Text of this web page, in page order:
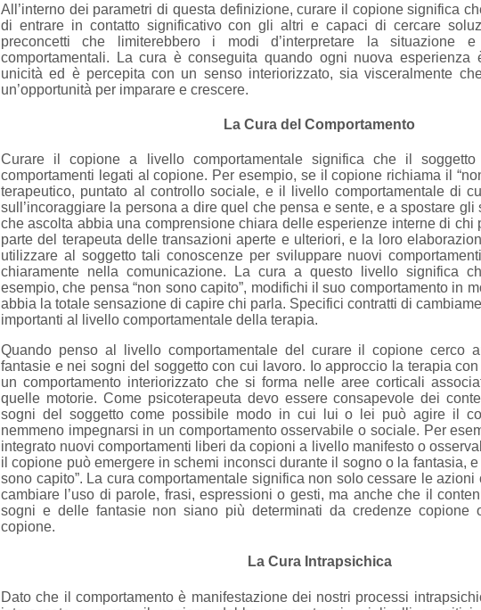
All’interno dei parametri di questa definizione, curare il copione significa
di entrare in contatto significativo con gli altri e capaci di cercare
preconcetti che limiterebbero i modi d’interpretare la situazione
comportamentali. La cura è conseguita quando ogni nuova esperienza
unicità ed è percepita con un senso interiorizzato, sia visceralmente
un’opportunità per imparare e crescere.
La Cura del Comportamento
Curare il copione a livello comportamentale significa che il
comportamenti legati al copione. Per esempio, se il copione richiama il
terapeutico, puntato al controllo sociale, e il livello comportamentale di
sull’incoraggiare la persona a dire quel che pensa e sente, e a spostare gli
che ascolta abbia una comprensione chiara delle esperienze interne di chi
parte del terapeuta delle transazioni aperte e ulteriori, e la loro
utilizzare al soggetto tali conoscenze per sviluppare nuovi
chiaramente nella comunicazione. La cura a questo livello significa
esempio, che pensa “non sono capito”, modifichi il suo comportamento in
abbia la totale sensazione di capire chi parla. Specifici contratti di
importanti al livello comportamentale della terapia.
Quando penso al livello comportamentale del curare il copione cerco
fantasie e nei sogni del soggetto con cui lavoro. Io approccio la terapia
un comportamento interiorizzato che si forma nelle aree corticali
quelle motorie. Come psicoterapeuta devo essere consapevole dei
sogni del soggetto come possibile modo in cui lui o lei può agire il
nemmeno impegnarsi in un comportamento osservabile o sociale. Per
integrato nuovi comportamenti liberi da copioni a livello manifesto o
il copione può emergere in schemi inconsci durante il sogno o la fantasia, e
sono capito”. La cura comportamentale significa non solo cessare le
cambiare l’uso di parole, frasi, espressioni o gesti, ma anche che il
sogni e delle fantasie non siano più determinati da credenze copione
copione.
La Cura Intrapsichica
Dato che il comportamento è manifestazione dei nostri processi